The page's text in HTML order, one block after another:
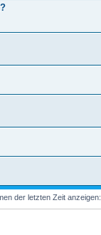
der letzten Zeit anzeigen: